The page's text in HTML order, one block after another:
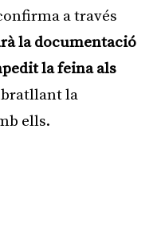
a través
la documentació
la feina als
la
ells.